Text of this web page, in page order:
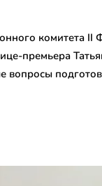
комитета II
премьера
вопросы